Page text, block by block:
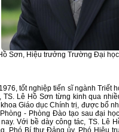
Sơn, Hiệu trưởng Trường Đại
tốt nghiệp tiến sĩ ngành Triết
Lê Hồ Sơn từng kinh qua
Giáo dục Chính trị, được bổ
- Phòng Đào tạo sau đại
Với bề dày công tác, TS. Lê
Phó Bí thư Đảng ủy, Phó Hiệu